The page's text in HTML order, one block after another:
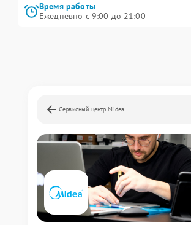
Время работы
Ежедневно с 9:00 до 21:00
Сервисный центр Midea